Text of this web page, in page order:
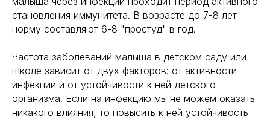
становления иммунитета. В возрасте до 7-8 лет
норму составляют 6-8 "простуд" в год.
Частота заболеваний малыша в детском саду или
школе зависит от двух факторов: от активности
инфекции и от устойчивости к ней детского
организма. Если на инфекцию мы не можем оказать
никакого влияния, то повысить к ней устойчивость